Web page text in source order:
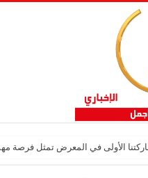
الأولى في المعرض تمثل فرصة مهمة